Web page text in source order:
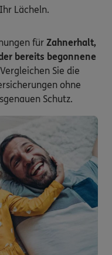
Lächeln.
für Zahnerhalt,
bereits begonnene
Sie die
ohne
Schutz.